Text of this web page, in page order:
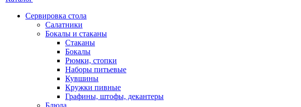
Сервировка стола
Салатники
Бокалы и стаканы
Стаканы
Бокалы
Рюмки, стопки
Наборы питьевые
Кувшины
Кружки пивные
Графины, штофы, декантеры
Блюда